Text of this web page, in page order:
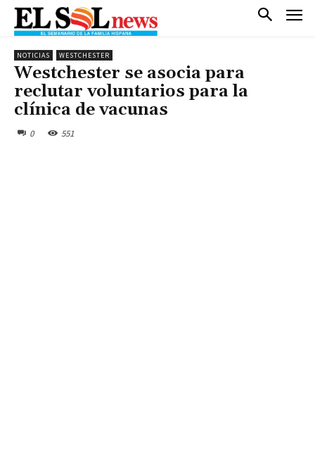
NOTICIAS WESTCHESTER
Westchester se asocia para
reclutar voluntarios para la
clínica de vacunas
0 551